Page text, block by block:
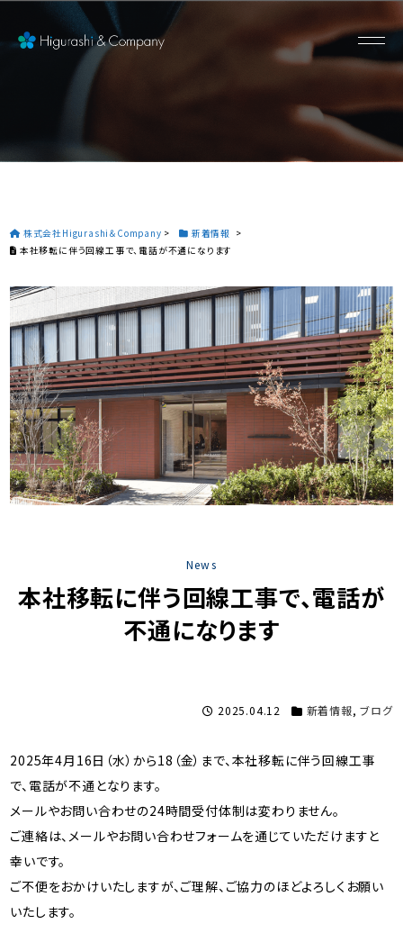
株式会社Higurashi＆Company > 新着情報 >
本社移転に伴う回線工事で、電話が不通になります
News
本社移転に伴う回線工事で、電話が
不通になります
2025.04.12 新着情報,ブログ
2025年4月16日（水）から18（金）まで、本社移転に伴う回線工事
で、電話が不通となります。
メールやお問い合わせの24時間受付体制は変わりません。
ご連絡は、メールやお問い合わせフォームを通じていただけますと
幸いです。
ご不便をおかけいたしますが、ご理解、ご協力のほどよろしくお願い
いたします。